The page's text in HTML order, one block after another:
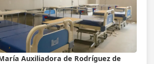
Auxiliadora de Rodríguez de